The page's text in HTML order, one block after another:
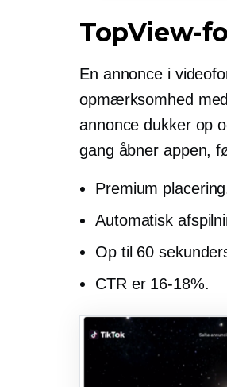
TopView-
En annonce i
opmærksomhed
annonce dukker op
gang åbner appen,
Premium
Automatisk
Op til 60
CTR er 16-18%.